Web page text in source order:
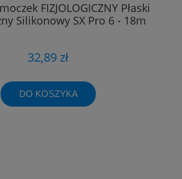
FIZJOLOGICZNY Płaski
Silikonowy SX Pro 6 - 18m
32,89 zł
DO KOSZYKA